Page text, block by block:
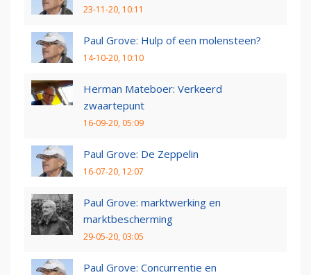
23-11-20, 10:11
Paul Grove: Hulp of een molensteen?
14-10-20, 10:10
Herman Mateboer: Verkeerd
zwaartepunt
16-09-20, 05:09
Paul Grove: De Zeppelin
16-07-20, 12:07
Paul Grove: marktwerking en
marktbescherming
29-05-20, 03:05
Paul Grove: Concurrentie en